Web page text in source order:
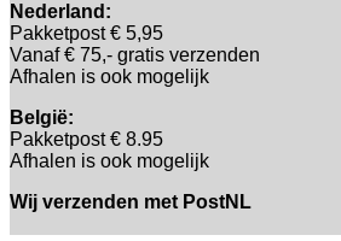
Nederland:
Pakketpost € 5,95
Vanaf € 75,- gratis verzenden
Afhalen is ook mogelijk
België:
Pakketpost € 8.95
Afhalen is ook mogelijk
Wij verzenden met PostNL